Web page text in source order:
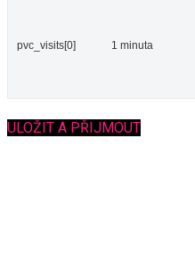
pvc_visits[0] 1 minuta
ULOŽIT A PŘIJMOUT